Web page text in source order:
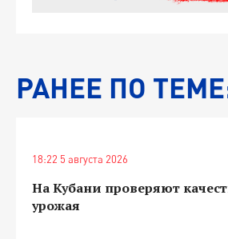
РАНЕЕ ПО
18:22 5 августа 2026
На Кубани проверяют
урожая